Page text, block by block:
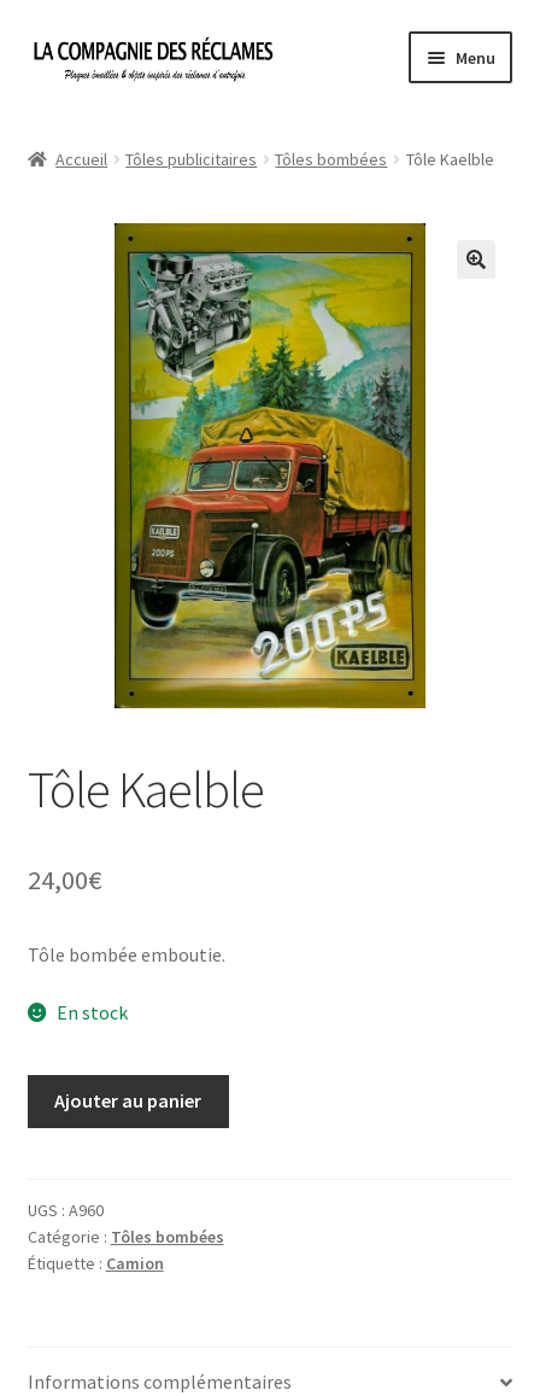
Aller
Aller
Menu
Informations légales
Ma Commande
Mon compte
Politique de confidentialité
Une histoire de plaques émaillées
Accueil Tôles publicitaires Tôles bombées Tôle Kaelble
Tôle Kaelble
24,00€
Tôle bombée emboutie.
En stock
Ajouter au panier
UGS : A960
Catégorie : Tôles bombées
Étiquette : Camion
Informations complémentaires